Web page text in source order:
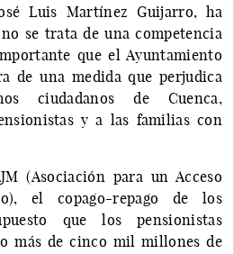
Luis Martínez Guijarro, ha
se trata de una competencia
que el Ayuntamiento
de una medida que perjudica
ciudadanos de Cuenca,
y a las familias con
(Asociación para un Acceso
el copago-repago de los
que los pensionistas
más de cinco mil millones de